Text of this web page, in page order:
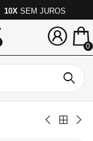
10X SEM JUROS
0